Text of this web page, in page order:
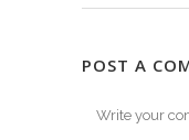
POST A